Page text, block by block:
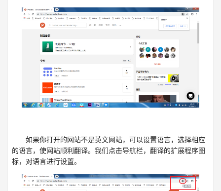
如果你打开的网站不是英文网站，可以设置语言，选择相应
的语言，使网站顺利翻译。我们点击导航栏，翻译的扩展程序图
标，对语言进行设置。